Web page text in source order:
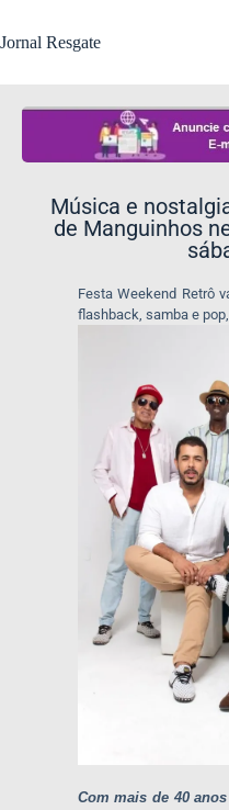
Jornal Resgate
Música e
de Manguinhos
Festa Weekend Retrô
flashback, samba e
Com mais de 40